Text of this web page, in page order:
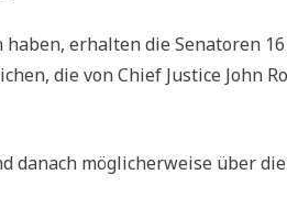
erhal­ten die Sena­to­ren
die von Chief Justi­ce John
danach mög­li­cher­wei­se über